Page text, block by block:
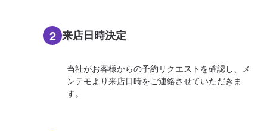
2 来店日時決定
当社がお客様からの予約リクエストを確認し、メ
ンテモより来店日時をご連絡させていただきま
す。